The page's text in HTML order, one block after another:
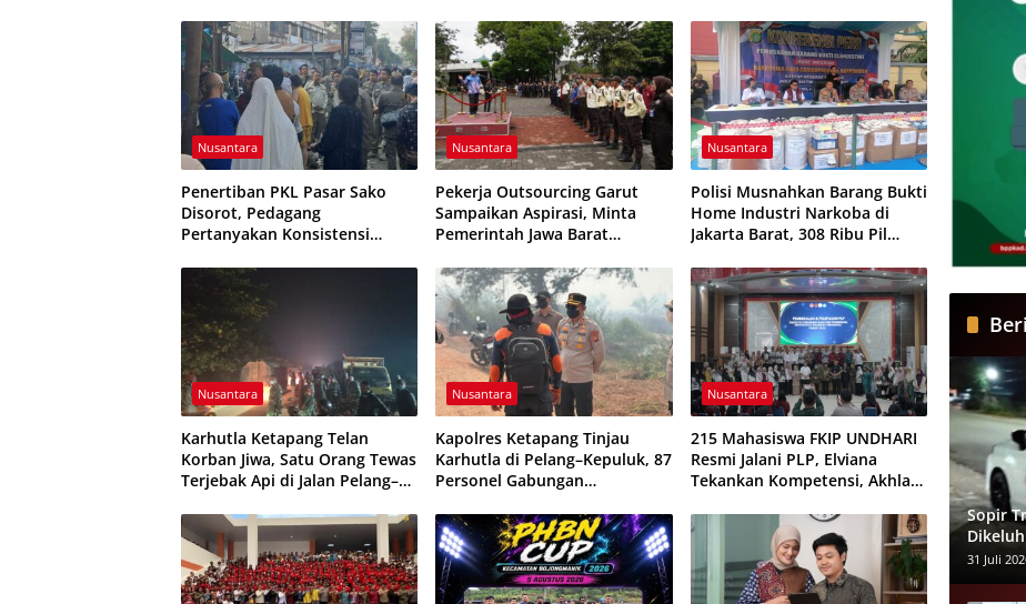
Etika Pelayanan
Nusantara
Penertiban PKL Pasar Sako
Disorot, Pedagang
Pertanyakan Konsistensi
Pungutan
Nusantara
Pekerja Outsourcing Garut
Sampaikan Aspirasi, Minta
Pemerintah Jawa Barat
Nusantara
Polisi Musnahkan Barang Bukti
Home Industri Narkoba di
Jakarta Barat, 308 Ribu Pil
Nusantara
Karhutla Ketapang Telan
Korban Jiwa, Satu Orang Tewas
Terjebak Api di Jalan Pelang–
Nusantara
Kapolres Ketapang Tinjau
Karhutla di Pelang–Kepuluk, 87
Personel Gabungan
Nusantara
215 Mahasiswa FKIP UNDHARI
Resmi Jalani PLP, Elviana
Tekankan Kompetensi, Akhlak
Calon Guru
Sopir
31 Juli